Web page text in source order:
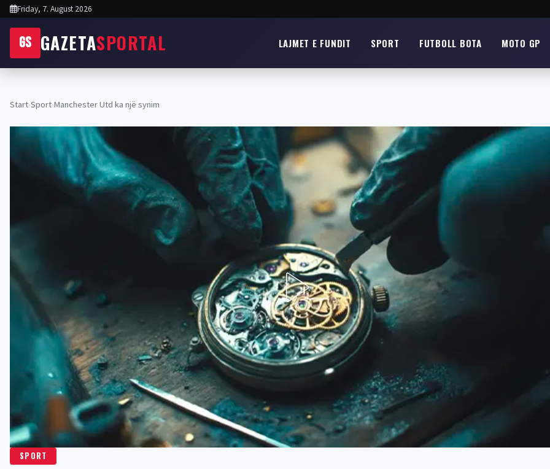
Friday, 7. August 2026
GS GAZETASPORTAL LAJMET E FUNDIT SPORT FUTBOLL BOTA MOTO GP
Start›Sport›Manchester Utd ka një synim
SPORT